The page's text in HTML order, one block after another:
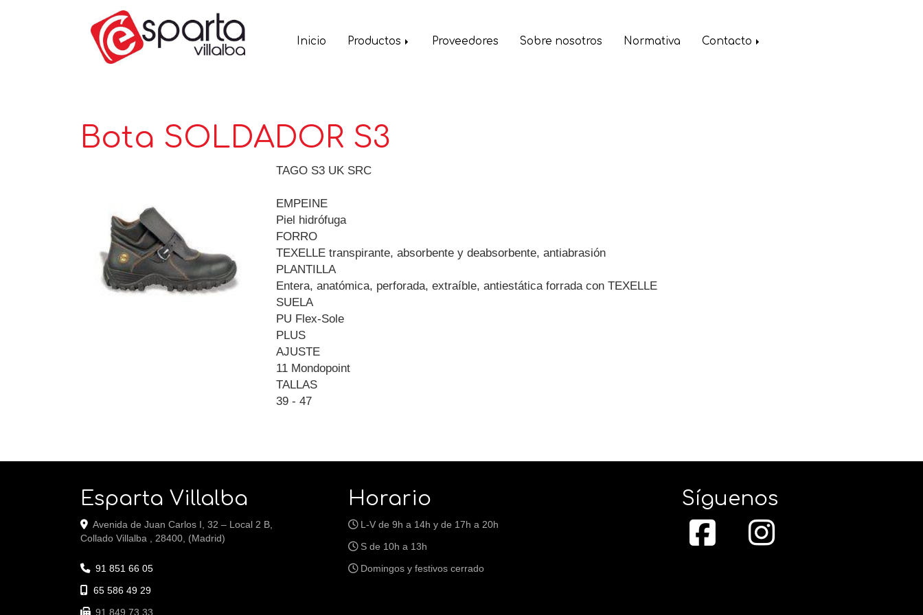
Inicio Productos Proveedores Sobre nosotros Normativa Contacto
Bota SOLDADOR S3
TAGO S3 UK SRC
EMPEINE
Piel hidrófuga
FORRO
TEXELLE transpirante, absorbente y deabsorbente, antiabrasión
PLANTILLA
Entera, anatómica, perforada, extraíble, antiestática forrada con TEXELLE
SUELA
PU Flex-Sole
PLUS
AJUSTE
11 Mondopoint
TALLAS
39 - 47
Esparta Villalba
Avenida de Juan Carlos I, 32 – Local 2 B,
Collado Villalba
28400 (Madrid)
91 851 66 05
65 586 49 29
91 849 73 33
Horario
L-V de 9h a 14h y de 17h a 20h
S de 10h a 13h
Domingos y festivos cerrado
Síguenos